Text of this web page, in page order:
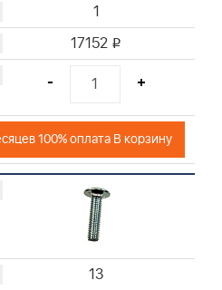
1
17152 i
- +
100% оплата В корзину
13